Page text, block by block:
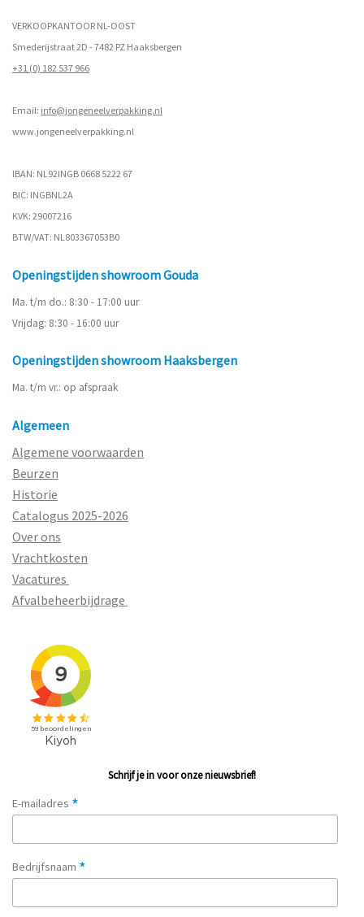
VERKOOPKANTOOR NL-OOST
Smederijstraat 2D - 7482 PZ Haaksbergen
+31 (0) 182 537 966
Email: info@jongeneelverpakking.nl
www.jongeneelverpakking.nl
IBAN: NL92INGB 0668 5222 67
BIC: INGBNL2A
KVK: 29007216
BTW/VAT: NL803367053B0
Openingstijden showroom Gouda
Ma. t/m do.: 8:30 - 17:00 uur
Vrijdag: 8:30 - 16:00 uur
Openingstijden showroom Haaksbergen
Ma. t/m vr.: op afspraak
Algemeen
Algemene voorwaarden
Beurzen
Historie
Catalogus 2025-2026
Over ons
Vrachtkosten
Vacatures
Afvalbeheerbijdrage
Schrijf je in voor onze nieuwsbrief!
E-mailadres *
Bedrijfsnaam *